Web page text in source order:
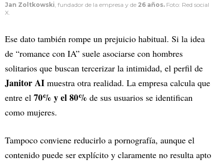
Jan Zoltkowski , fundador de la empresa y de 26 años. Foto: Red social
X.
Ese dato también rompe un prejuicio habitual. Si la idea
de “romance con IA” suele asociarse con hombres
solitarios que buscan tercerizar la intimidad, el perfil de
Janitor AI muestra otra realidad. La empresa calcula que
entre el 70% y el 80% de sus usuarios se identifican
como mujeres.
Tampoco conviene reducirlo a pornografía, aunque el
contenido puede ser explícito y claramente no resulta apto